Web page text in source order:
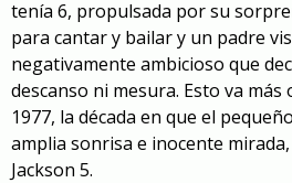
tenía 6, propulsada por su
para cantar y bailar y un padre
negativamente ambicioso que
descanso ni mesura. Esto va más
1977, la década en que el
amplia sonrisa e inocente
Jackson 5.